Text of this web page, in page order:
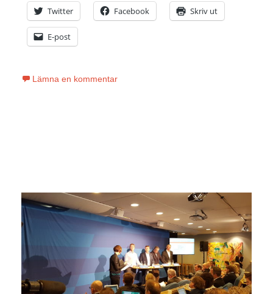
Twitter Facebook Skriv ut
E-post
Lämna en kommentar